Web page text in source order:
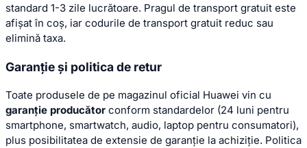
standard 1-3 zile lucrătoare. Pragul de transport gratuit este
afișat în coș, iar codurile de transport gratuit reduc sau
elimină taxa.
Garanție și politica de retur
Toate produsele de pe magazinul oficial Huawei vin cu
garanție producător conform standardelor (24 luni pentru
smartphone, smartwatch, audio, laptop pentru consumatori),
plus posibilitatea de extensie de garanție la achiziție. Politica